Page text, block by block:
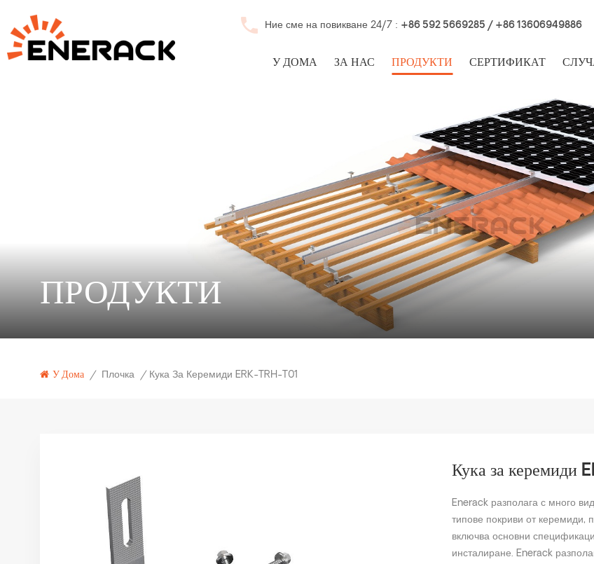
Ние сме на повикване 24/7 : +86 592 5669285 / +86 13606949886
У ДОМА ЗА НАС ПРОДУКТИ СЕРТИФИКАТ
ПРОДУКТИ
У Дома / Плочка / Кука За Керемиди ERK-TRH-T01
Кука за керемиди
Enerack разполага с много
типове покриви от керемиди,
включва основни
инсталиране. Enerack